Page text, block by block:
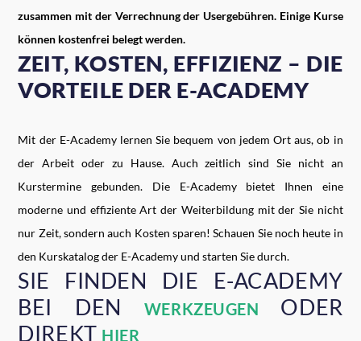
zusammen mit der Verrechnung der Usergebühren. Einige Kurse
können kostenfrei belegt werden.
ZEIT, KOSTEN, EFFIZIENZ – DIE
VORTEILE DER E-ACADEMY
Mit der E-Academy lernen Sie bequem von jedem Ort aus, ob in
der Arbeit oder zu Hause. Auch zeitlich sind Sie nicht an
Kurstermine gebunden. Die E-Academy bietet Ihnen eine
moderne und effiziente Art der Weiterbildung mit der Sie nicht
nur Zeit, sondern auch Kosten sparen! Schauen Sie noch heute in
den Kurskatalog der E-Academy und starten Sie durch.
SIE FINDEN DIE E-ACADEMY
BEI DEN
WERKZEUGEN
ODER
DIREKT HIER